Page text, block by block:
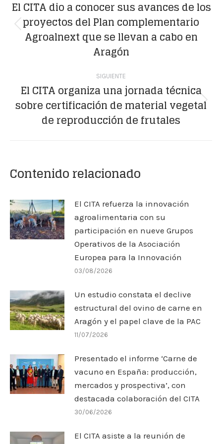
entre
publicacionesPublicación
anterior:
El CITA dio a conocer sus avances de los
proyectos del Plan complementario
Agroalnext que se llevan a cabo en
Aragón
SIGUIENTE
Publicación
siguiente:
El CITA organiza una jornada técnica
sobre certificación de material vegetal
de reproducción de frutales
Contenido relacionado
El CITA refuerza la innovación
agroalimentaria con su
participación en nueve Grupos
Operativos de la Asociación
Europea para la Innovación
03/08/2026
Un estudio constata el declive
estructural del ovino de carne en
Aragón y el papel clave de la PAC
11/07/2026
Presentado el informe ‘Carne de
vacuno en España: producción,
mercados y prospectiva’, con
destacada colaboración del CITA
30/06/2026
El CITA asiste a la reunión de